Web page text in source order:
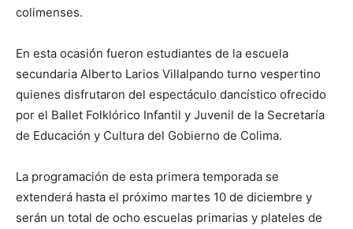
colimenses.
En esta ocasión fueron estudiantes de la escuela
secundaria Alberto Larios Villalpando turno vespertino
quienes disfrutaron del espectáculo dancístico ofrecido
por el Ballet Folklórico Infantil y Juvenil de la Secretaría
de Educación y Cultura del Gobierno de Colima.
La programación de esta primera temporada se
extenderá hasta el próximo martes 10 de diciembre y
serán un total de ocho escuelas primarias y plateles de